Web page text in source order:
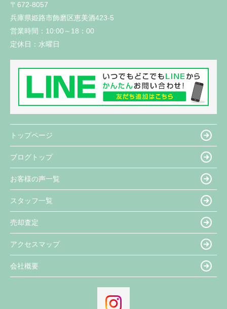
〒672-8057
兵庫県姫路市飾磨区恵美酒423-5
営業時間： 10:00～18：00
定休日： 水曜日
トップページ
ブログトップ
お客様の声一覧
スタッフ一覧
売却査定
アクセスマップ
会社概要